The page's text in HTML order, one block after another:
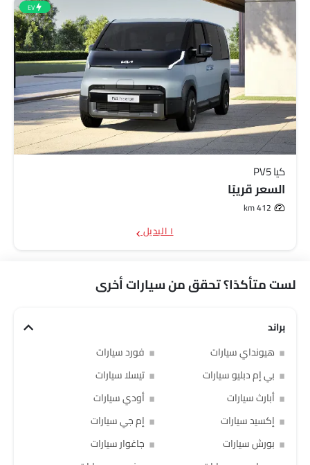
EV
كيا PV5
السعر قريبًا
412 km
١ البديل
لست متأكدًا؟ تحقق من سيارات أخرى
براند
هيونداي سيارات
فورد سيارات
بي إم دبليو سيارات
تيسلا سيارات
أبارث سيارات
أودي سيارات
إكسيد سيارات
إم جي سيارات
بورش سيارات
جاغوار سيارات